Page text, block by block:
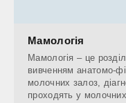
Мамологія
Мамологія – це
вивченням анатомо-
молочних залоз,
проходять у